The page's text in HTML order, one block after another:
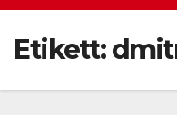
Etikett: